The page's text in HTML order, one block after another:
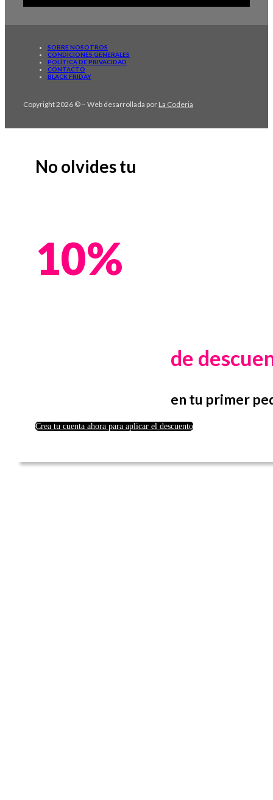
SOBRE NOSOTROS
CONDICIONES GENERALES
POLÍTICA DE PRIVACIDAD
CONTACTO
BLACK FRIDAY
Copyright 2026 © – Web desarrollada por La Coderia
No olvides tu
10%
de
en tu primer
Crea tu cuenta ahora para aplicar el descuento